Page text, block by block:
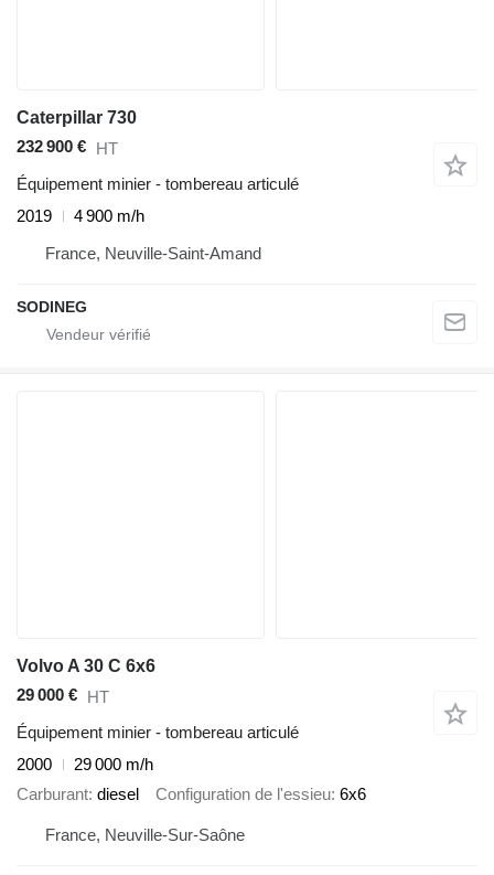
Caterpillar 730
232 900 € HT
Équipement minier - tombereau articulé
2019
4 900 m/h
France, Neuville-Saint-Amand
SODINEG
Volvo A 30 C 6x6
29 000 € HT
Équipement minier - tombereau articulé
2000
29 000 m/h
Carburant diesel Configuration de l'essieu 6x6
France, Neuville-Sur-Saône